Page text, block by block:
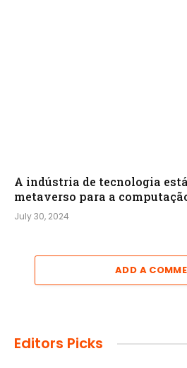
A indústria de tecnologia
metaverso para a
July 30, 2024
ADD A
Editors Picks